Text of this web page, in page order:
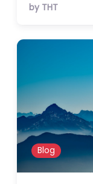
by THT
Blog